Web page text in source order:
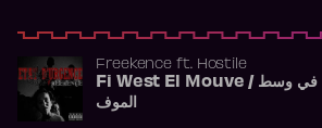
Freekence ft. Hostile
Fi West El Mouve / في وسط
الموف